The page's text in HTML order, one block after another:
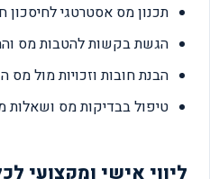
תכנון מס אסטרטגי לחיסכון
הגשת בקשות להטבות מס
הבנת חובות וזכויות מול מס
טיפול בבדיקות מס ושאלות